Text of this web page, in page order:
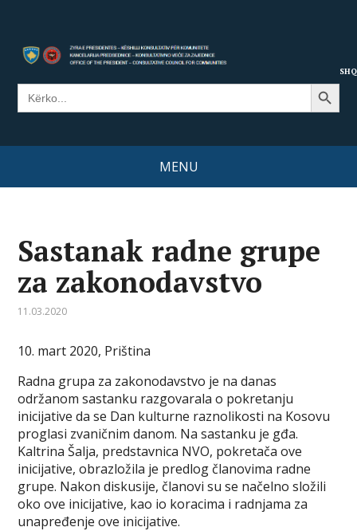
Search
for:
Search Button
MENU
Sastanak radne grupe
za zakonodavstvo
11.03.2020
10. mart 2020, Priština
Radna grupa za zakonodavstvo je na danas
održanom sastanku razgovarala o pokretanju
inicijative da se Dan kulturne raznolikosti na Kosovu
proglasi zvaničnim danom. Na sastanku je gđa.
Kaltrina Šalja, predstavnica NVO, pokretača ove
inicijative, obrazložila je predlog članovima radne
grupe. Nakon diskusije, članovi su se načelno složili
oko ove inicijative, kao io koracima i radnjama za
unapređenje ove inicijative.